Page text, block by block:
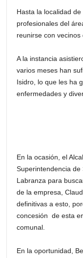
Hasta la localidad
profesionales del
reunirse con
A la instancia
varios meses han
Isidro, lo que les ha
enfermedades y
En la ocasión, el
Superintendencia
Labranza para
de la empresa,
definitivas a esto,
concesión de esta
comunal.
En la oportunidad,